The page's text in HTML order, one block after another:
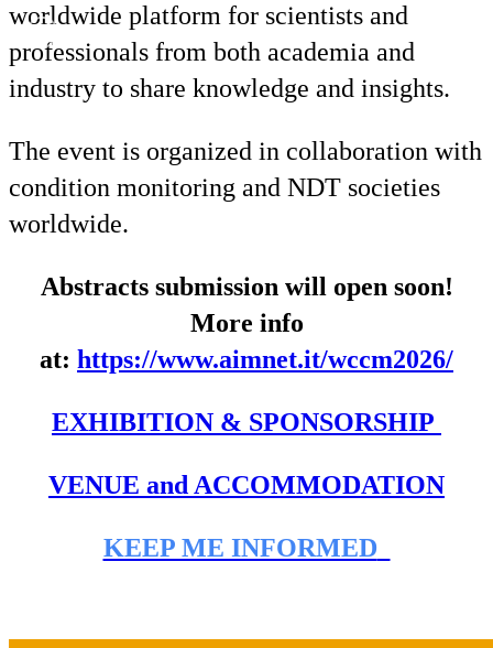
Ru En
worldwide platform for scientists and
professionals from both academia and
industry to share knowledge and insights.
The event is organized in collaboration with
condition monitoring and NDT societies
worldwide.
Abstracts submission will open soon!
More info
at: https://www.aimnet.it/wccm2026/
EXHIBITION & SPONSORSHIP
VENUE and ACCOMMODATION
KEEP ME INFORMED